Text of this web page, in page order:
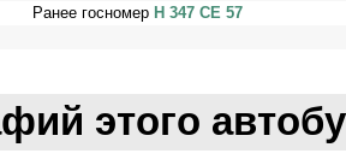
Ранее госномер Н 347 СЕ 57
этого